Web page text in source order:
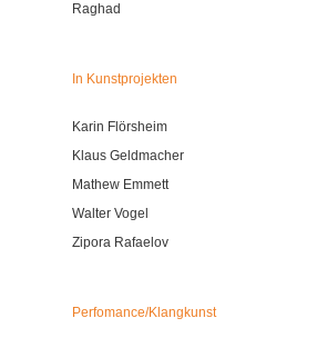
Raghad
In Kunstprojekten
Karin Flörsheim
Klaus Geldmacher
Mathew Emmett
Walter Vogel
Zipora Rafaelov
Perfomance/Klangkunst